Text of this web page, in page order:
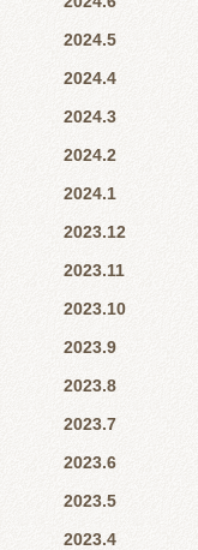
2024.5
2024.4
2024.3
2024.2
2024.1
2023.12
2023.11
2023.10
2023.9
2023.8
2023.7
2023.6
2023.5
2023.4